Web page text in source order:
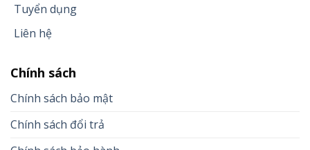
Tuyển dụng
Liên hệ
Chính sách
Chính sách bảo mật
Chính sách đổi trả